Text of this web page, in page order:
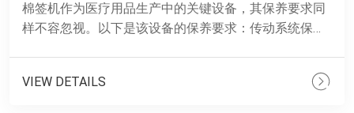
棉签机作为医疗用品生产中的关键设备，其保养要求同
样不容忽视。以下是该设备的保养要求：传动系统保
VIEW DETAILS